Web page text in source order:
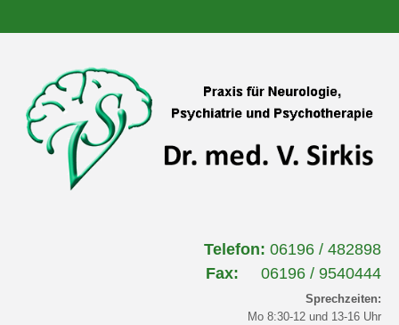
Telefon: 06196 / 482898
Fax: 06196 / 9540444
Sprechzeiten:
Mo 8:30-12 und 13-16 Uhr